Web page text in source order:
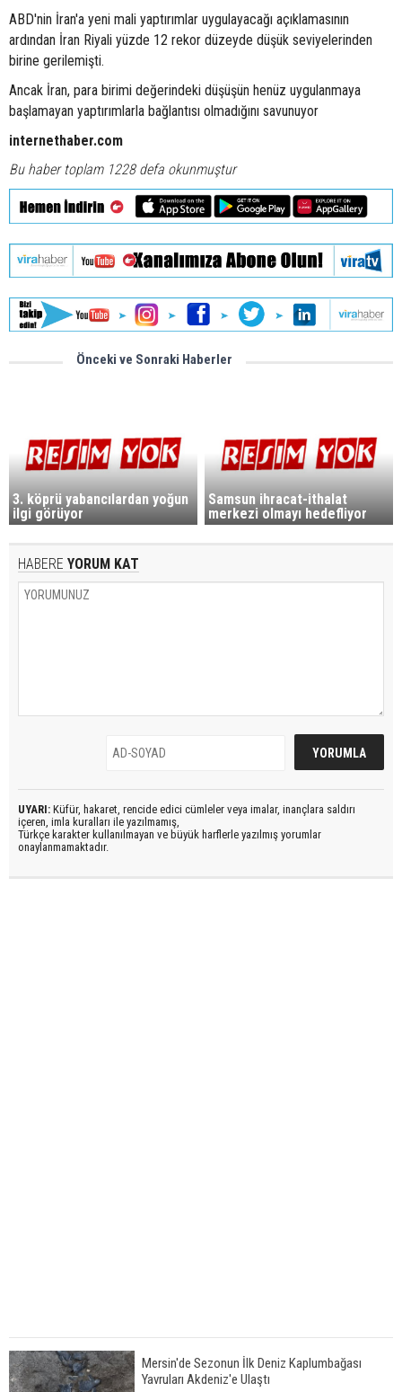
ABD'nin İran'a yeni mali yaptırımlar uygulayacağı açıklamasının
ardından İran Riyali yüzde 12 rekor düzeyde düşük seviyelerinden
birine gerilemişti.
Ancak İran, para birimi değerindeki düşüşün henüz uygulanmaya
başlamayan yaptırımlarla bağlantısı olmadığını savunuyor
internethaber.com
Bu haber toplam 1228 defa okunmuştur
Önceki ve Sonraki Haberler
3. köprü yabancılardan yoğun
ilgi görüyor
Samsun ihracat-ithalat
merkezi olmayı hedefliyor
HABERE YORUM KAT
UYARI: Küfür, hakaret, rencide edici cümleler veya imalar, inançlara saldırı
içeren, imla kuralları ile yazılmamış,
Türkçe karakter kullanılmayan ve büyük harflerle yazılmış yorumlar
onaylanmamaktadır.
Mersin'de Sezonun İlk Deniz Kaplumbağası
Yavruları Akdeniz'e Ulaştı